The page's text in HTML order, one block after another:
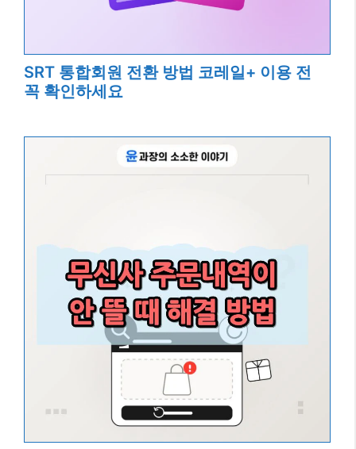
SRT 통합회원 전환 방법 코레일+ 이용 전
꼭 확인하세요